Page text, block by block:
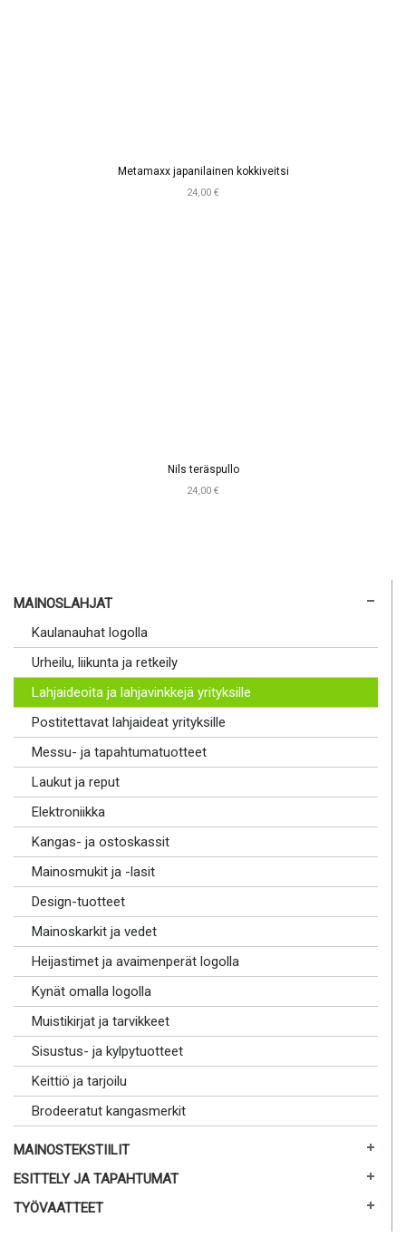
Metamaxx japanilainen kokkiveitsi
24,00 €
Nils teräspullo
24,00 €
MAINOSLAHJAT
Kaulanauhat logolla
Urheilu, liikunta ja retkeily
Lahjaideoita ja lahjavinkkejä yrityksille
Postitettavat lahjaideat yrityksille
Messu- ja tapahtumatuotteet
Laukut ja reput
Elektroniikka
Kangas- ja ostoskassit
Mainosmukit ja -lasit
Design-tuotteet
Mainoskarkit ja vedet
Heijastimet ja avaimenperät logolla
Kynät omalla logolla
Muistikirjat ja tarvikkeet
Sisustus- ja kylpytuotteet
Keittiö ja tarjoilu
Brodeeratut kangasmerkit
MAINOSTEKSTIILIT
ESITTELY JA TAPAHTUMAT
TYÖVAATTEET